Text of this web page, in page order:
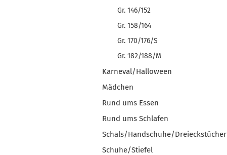
Gr. 146/152
Gr. 158/164
Gr. 170/176/S
Gr. 182/188/M
Karneval/Halloween
Mädchen
Rund ums Essen
Rund ums Schlafen
Schals/Handschuhe/Dreieckstücher
Schuhe/Stiefel